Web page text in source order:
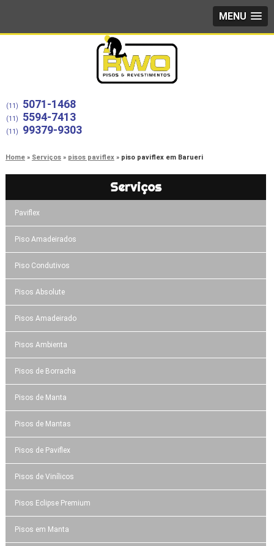
MENU
(11) 5071-1468
(11) 5594-7413
(11) 99379-9303
Home Serviços pisos paviflex piso paviflex em Barueri
Serviços
Paviflex
Piso Amadeirados
Piso Condutivos
Pisos Absolute
Pisos Amadeirado
Pisos Ambienta
Pisos de Borracha
Pisos de Manta
Pisos de Mantas
Pisos de Paviflex
Pisos de Vinílicos
Pisos Eclipse Premium
Pisos em Manta